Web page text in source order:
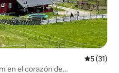
5 (31)
en el corazón de